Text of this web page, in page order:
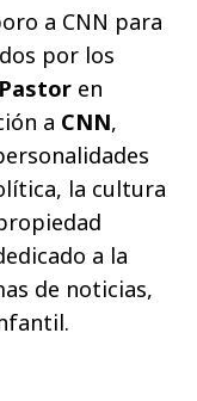
a CNN para
por los
en
a CNN,
la cultura
a la
de noticias,